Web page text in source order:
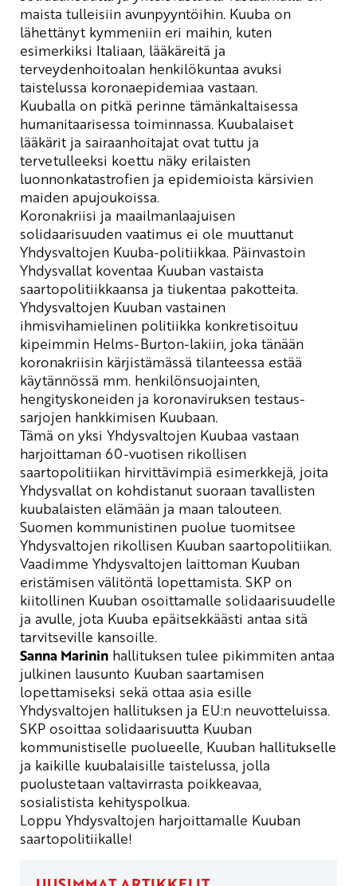
maista tulleisiin avunpyyntöihin. Kuuba on
lähettänyt kymmeniin eri maihin, kuten
esimerkiksi Italiaan, lääkäreitä ja
terveydenhoitoalan henkilökuntaa avuksi
taistelussa koronaepidemiaa vastaan.
Kuuballa on pitkä perinne tämänkaltaisessa
humanitaarisessa toiminnassa. Kuubalaiset
lääkärit ja sairaanhoitajat ovat tuttu ja
tervetulleeksi koettu näky erilaisten
luonnonkatastrofien ja epidemioista kärsivien
maiden apujoukoissa.
Koronakriisi ja maailmanlaajuisen
solidaarisuuden vaatimus ei ole muuttanut
Yhdysvaltojen Kuuba-politiikkaa. Päinvastoin
Yhdysvallat koventaa Kuuban vastaista
saartopolitiikkaansa ja tiukentaa pakotteita.
Yhdysvaltojen Kuuban vastainen
ihmisvihamielinen politiikka konkretisoituu
kipeimmin Helms-Burton-lakiin, joka tänään
koronakriisin kärjistämässä tilanteessa estää
käytännössä mm. henkilönsuojainten,
hengityskoneiden ja koronaviruksen testaus-
sarjojen hankkimisen Kuubaan.
Tämä on yksi Yhdysvaltojen Kuubaa vastaan
harjoittaman 60-vuotisen rikollisen
saartopolitiikan hirvittävimpiä esimerkkejä, joita
Yhdysvallat on kohdistanut suoraan tavallisten
kuubalaisten elämään ja maan talouteen.
Suomen kommunistinen puolue tuomitsee
Yhdysvaltojen rikollisen Kuuban saartopolitiikan.
Vaadimme Yhdysvaltojen laittoman Kuuban
eristämisen välitöntä lopettamista. SKP on
kiitollinen Kuuban osoittamalle solidaarisuudelle
ja avulle, jota Kuuba epäitsekkäästi antaa sitä
tarvitseville kansoille.
Sanna Marinin hallituksen tulee pikimmiten antaa
julkinen lausunto Kuuban saartamisen
lopettamiseksi sekä ottaa asia esille
Yhdysvaltojen hallituksen ja EU:n neuvotteluissa.
SKP osoittaa solidaarisuutta Kuuban
kommunistiselle puolueelle, Kuuban hallitukselle
ja kaikille kuubalaisille taistelussa, jolla
puolustetaan valtavirrasta poikkeavaa,
sosialistista kehityspolkua.
Loppu Yhdysvaltojen harjoittamalle Kuuban
saartopolitiikalle!